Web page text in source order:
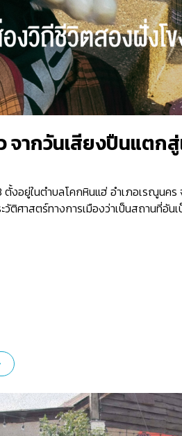
จากวันเสียงปืนแตก
ตั้งอยู่ในตำบลโคกหินแฮ่ อำเภอเรณูน
วัติศาสตร์ทางการเมืองว่าเป็นสถานที่อัน